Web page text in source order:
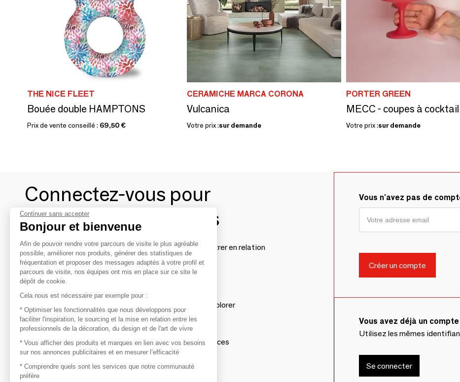
THE NICE FLEET
Bouée double HAMPTONS
Prix de vente conseillé : 69,50 €
CERAMICHE MARCA CORONA
Vulcanica
Votre prix :sur demande
PORTER GREEN
Votre prix :sur demande
Connectez-vous pour
contacter les marques
Afin de profiter au mieux de l'expérience MOM et de rentrer en relation
avec vos marques préférées, créez-vous un compte.
Découvrir
Les produits de milliers de fournisseurs à explorer
S'inspirer
Inspiration et sélections de produits tendances
Contacter
Vous n'avez pas de
Vous avez déjà un
Utilisez les mêmes
Se connecter
Continuer sans accepter
Bonjour et bienvenue
Afin de pouvoir rendre votre parcours de visite le plus agréable
possible, améliorer nos produits, générer des statistiques de
fréquentation et proposer des messages adaptés à votre profil et
parcours de visite, nos équipes ont mis en place sur ce site le
dépôt de cookie.
Cela nous est nécessaire par exemple pour :
* Optimiser les fonctionnalités que nous développons pour
faciliter l'inspiration, le sourcing et la mise en relation entre les
professionnels de la décoration, du design et de l'art de vivre
* Vous afficher des produits et marques en lien avec vos besoins
sur nos annonces publicitaires et en mesurer l’efficacité
* Comprendre quels sont les services que notre communauté
préfère